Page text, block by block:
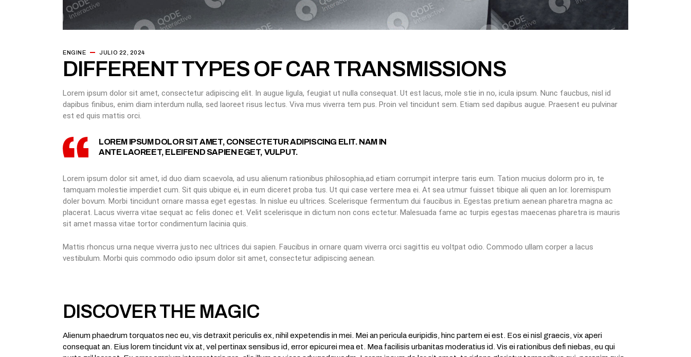
ENGINE JULIO 22, 2024
DIFFERENT TYPES OF CAR TRANSMISSIONS
Lorem ipsum dolor sit amet, consectetur adipiscing elit. In augue ligula, feugiat ut nulla consequat. Ut est lacus, mole stie in no, icula ipsum. Nunc faucbus, nisl id
dapibus finibus, enim diam interdum nulla, sed laoreet risus lectus. Viva mus viverra tem pus. Proin vel tincidunt sem. Etiam sed dapibus augue. Praesent eu pulvinar
est ed quis mattis orci.
LOREM IPSUM DOLOR SIT AMET, CONSECTETUR ADIPISCING ELIT. NAM IN
ANTE LAOREET, ELEIFEND SAPIEN EGET, VULPUT.
Lorem ipsum dolor sit amet, id duo diam scaevola, ad usu alienum rationibus philosophia,ad etiam corrumpit interpre taris eum. Tation mucius dolorm pro in, te
tamquam molestie imperdiet cum. Sit quis ubique ei, in eum diceret proba tus. Ut qui case vertere mea ei. At sea utmur fuisset tibique ali quen an lor. loremispum
doler bovum. Morbi tincidunt ornare massa eget egestas. In nislue eu ultrices. Scelerisque fermentum dui faucibus in. Egestas pretium aenean pharetra magna ac
placerat. Lacus viverra vitae sequat ac felis donec et. Velit scelerisque in dictum non cons ectetur. Malesuada fame ac turpis egestas maecenas pharetra is mauris
sit amet massa vitae tortor condimentum lacinia quis.
Mattis rhoncus urna neque viverra justo nec ultrices dui sapien. Faucibus in ornare quam viverra orci sagittis eu voltpat odio. Commodo ullam corper a lacus
vestibulum. Morbi quis commodo odio ipsum dolor sit amet, consectetur adipiscing aenean.
DISCOVER THE MAGIC
Alienum phaedrum torquatos nec eu, vis detraxit periculis ex, nihil expetendis in mei. Mei an pericula euripidis, hinc partem ei est. Eos ei nisl graecis, vix aperi
consequat an. Eius lorem tincidunt vix at, vel pertinax sensibus id, error epicurei mea et. Mea facilisis urbanitas moderatius id. Vis ei rationibus defi niebas, eu qui